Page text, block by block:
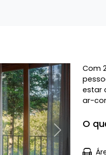
Próximo
Com
estar
ar-
O